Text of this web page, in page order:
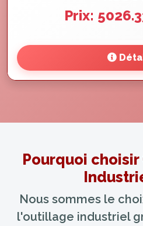
Prix:
Pourquoi
Nous sommes le
l'outillage industriel